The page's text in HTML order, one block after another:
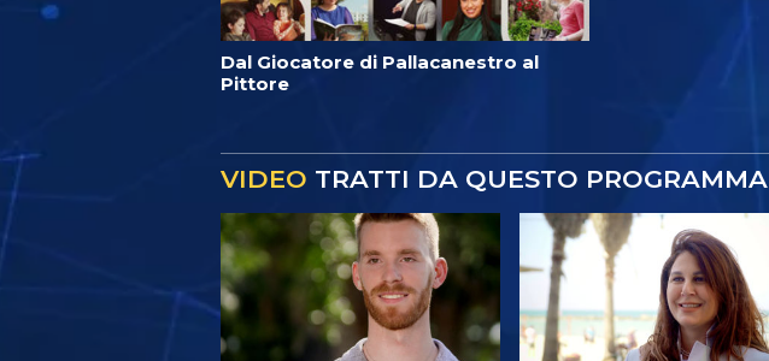
Dal Giocatore di Pallacanestro al
Pittore
VIDEO TRATTI DA QUESTO PROGRAMMA